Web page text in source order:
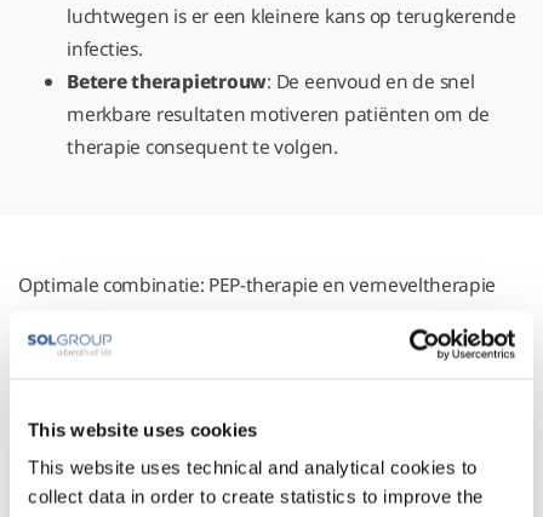
This website uses cookies
This website uses technical and analytical cookies to
collect data in order to create statistics to improve the
luchtwegen is er een kleinere kans op terugkerende
infecties.
Betere therapietrouw: De eenvoud en de snel
merkbare resultaten motiveren patiënten om de
therapie consequent te volgen.
Optimale combinatie: PEP-therapie en verneveltherapie
Bij VIVISOL kiest u voor een partner die meedenkt, ontzorgt en
bijdraagt aan de meest complete en effectieve longzorg voor
van de patiënt al ruimer en is eventueel slijm losgemaakt. Dit
creëert de ideale situatie voor het toedienen van vernevelde
medicatie. De medicatie kan hierdoor dieper en gerichter de
longen bereiken.